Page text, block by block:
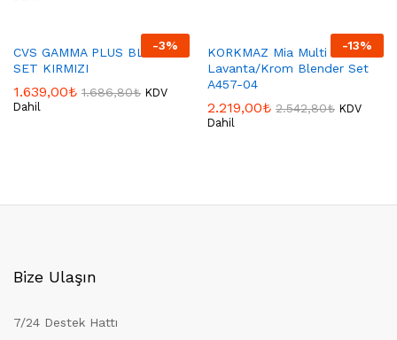
-3%
CVS GAMMA PLUS BLENDER
SET KIRMIZI
1.639,00₺ 1.686,80₺ KDV
Dahil
-13%
KORKMAZ Mia Multi
Lavanta/Krom Blender Set
A457-04
2.219,00₺ 2.542,80₺ KDV
Dahil
Bize Ulaşın
7/24 Destek Hattı